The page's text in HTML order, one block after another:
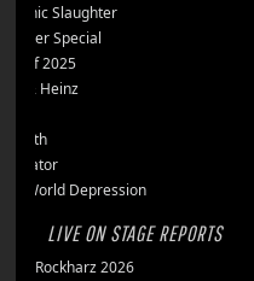
Teutonic Slaughter
Silvester Special
Best of 2025
Inge & Heinz
Stillbirth
Knorkator
New World Depression
LIVE ON STAGE REPORTS
Rockharz 2026